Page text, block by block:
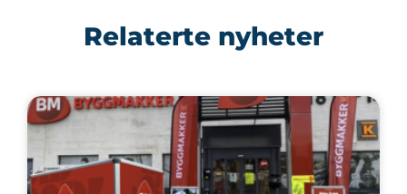
Relaterte nyheter